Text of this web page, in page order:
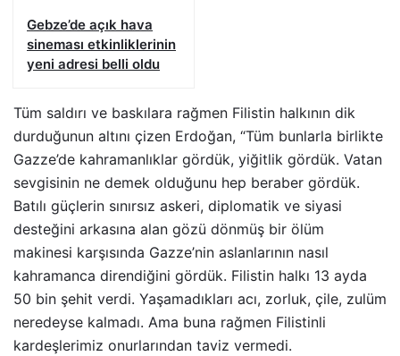
Gebze’de açık hava
sineması etkinliklerinin
yeni adresi belli oldu
Tüm saldırı ve baskılara rağmen Filistin halkının dik
durduğunun altını çizen Erdoğan, “Tüm bunlarla birlikte
Gazze’de kahramanlıklar gördük, yiğitlik gördük. Vatan
sevgisinin ne demek olduğunu hep beraber gördük.
Batılı güçlerin sınırsız askeri, diplomatik ve siyasi
desteğini arkasına alan gözü dönmüş bir ölüm
makinesi karşısında Gazze’nin aslanlarının nasıl
kahramanca direndiğini gördük. Filistin halkı 13 ayda
50 bin şehit verdi. Yaşamadıkları acı, zorluk, çile, zulüm
neredeyse kalmadı. Ama buna rağmen Filistinli
kardeşlerimiz onurlarından taviz vermedi.